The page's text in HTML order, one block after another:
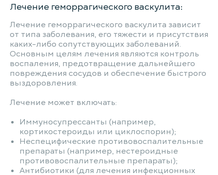
Лечение геморрагического васкулита:
Лечение геморрагического васкулита зависит
от типа заболевания, его тяжести и присутствия
каких-либо сопутствующих заболеваний.
Основным целям лечения являются контроль
воспаления, предотвращение дальнейшего
повреждения сосудов и обеспечение быстрого
выздоровления.
Лечение может включать:
Иммуносупрессанты (например,
кортикостероиды или циклоспорин);
Неспецифические противовоспалительные
препараты (например, нестероидные
противовоспалительные препараты);
Антибиотики (для лечения инфекционных